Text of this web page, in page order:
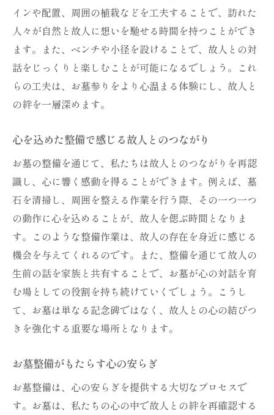
インや配置、周囲の植栽などを工夫することで、訪れた
人々が自然と故人に想いを馳せる時間を持つことができ
ます。また、ベンチや小径を設けることで、故人との対
話をじっくりと楽しむことが可能になるでしょう。これ
らの工夫は、お墓参りをより心温まる体験にし、故人と
の絆を一層深めます。
心を込めた整備で感じる故人とのつながり
お墓の整備を通じて、私たちは故人とのつながりを再認
識し、心に響く感動を得ることができます。例えば、墓
石を清掃し、周囲を整える作業を行う際、その一つ一つ
の動作に心を込めることが、故人を偲ぶ時間となりま
す。このような整備作業は、故人の存在を身近に感じる
機会を与えてくれるのです。また、整備を通じて故人の
生前の話を家族と共有することで、お墓が心の対話を育
む場としての役割を持ち続けていくでしょう。こうし
て、お墓は単なる記念碑ではなく、故人との心の結びつ
きを強化する重要な場所となります。
お墓整備がもたらす心の安らぎ
お墓整備は、心の安らぎを提供する大切なプロセスで
す。お墓は、私たちの心の中で故人との絆を再確認する